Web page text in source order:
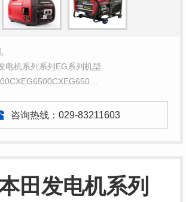
电机系列系列EG系列机型
咨询热线： 029-83211603
田发电机系列